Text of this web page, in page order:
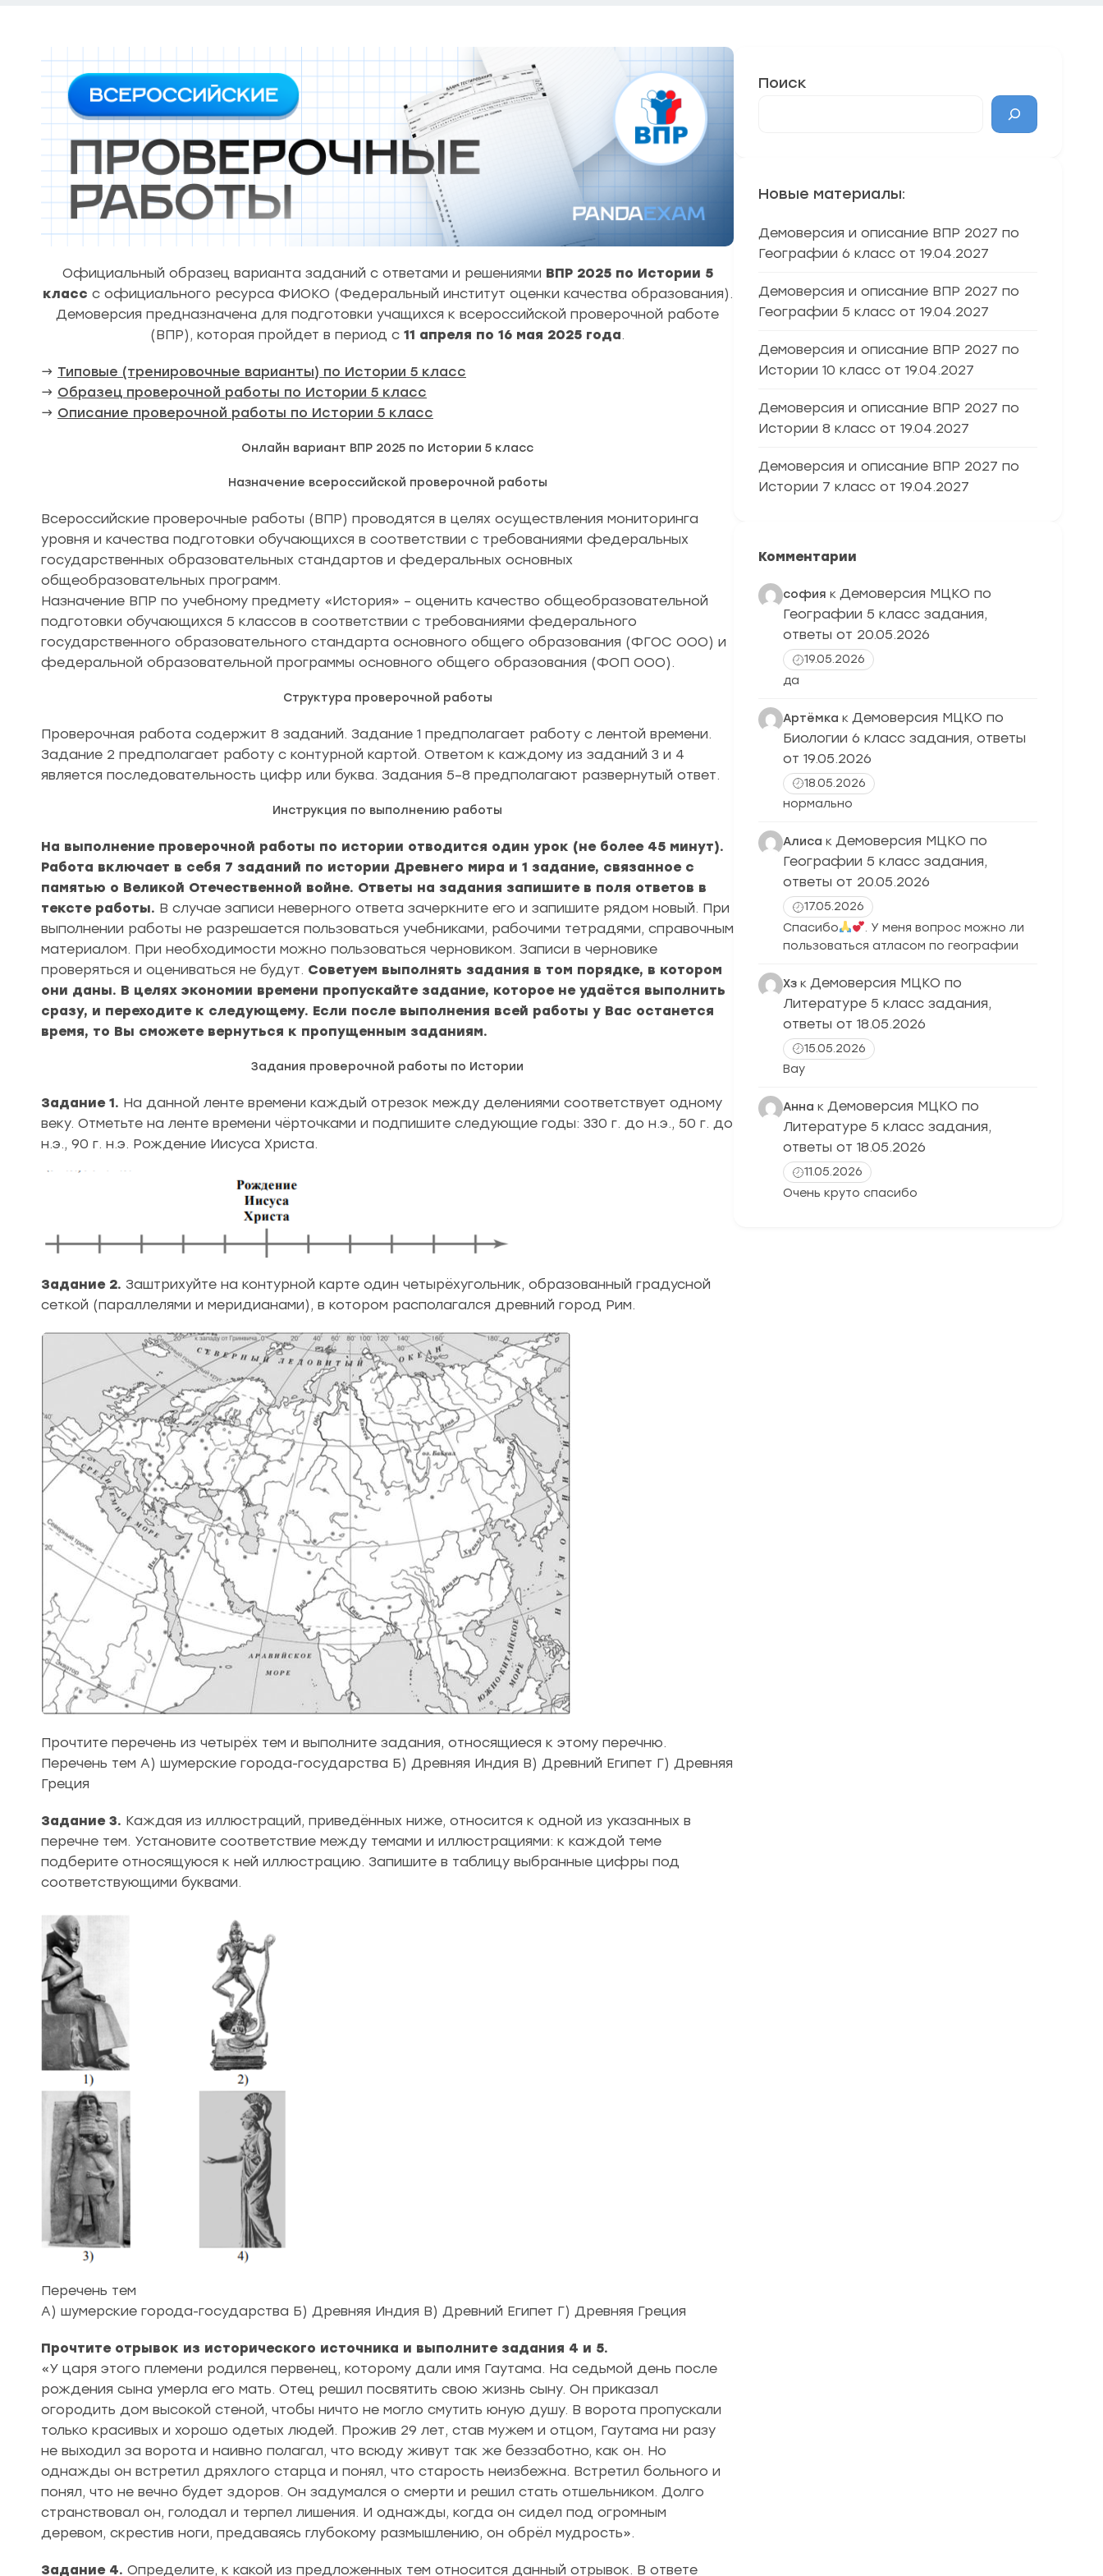
Официальный образец варианта заданий с ответами и решениями ВПР 2025 по Истории 5
класс с официального ресурса ФИОКО (Федеральный институт оценки качества образования).
Демоверсия предназначена для подготовки учащихся к всероссийской проверочной работе
(ВПР), которая пройдет в период с 11 апреля по 16 мая 2025 года.
→ Типовые (тренировочные варианты) по Истории 5 класс
→ Образец проверочной работы по Истории 5 класс
→ Описание проверочной работы по Истории 5 класс
Онлайн вариант ВПР 2025 по Истории 5 класс
Назначение всероссийской проверочной работы
Всероссийские проверочные работы (ВПР) проводятся в целях осуществления мониторинга
уровня и качества подготовки обучающихся в соответствии с требованиями федеральных
государственных образовательных стандартов и федеральных основных
общеобразовательных программ.
Назначение ВПР по учебному предмету «История» – оценить качество общеобразовательной
подготовки обучающихся 5 классов в соответствии с требованиями федерального
государственного образовательного стандарта основного общего образования (ФГОС ООО) и
федеральной образовательной программы основного общего образования (ФОП ООО).
Структура проверочной работы
Проверочная работа содержит 8 заданий. Задание 1 предполагает работу с лентой времени.
Задание 2 предполагает работу с контурной картой. Ответом к каждому из заданий 3 и 4
является последовательность цифр или буква. Задания 5–8 предполагают развернутый ответ.
Инструкция по выполнению работы
На выполнение проверочной работы по истории отводится один урок (не более 45 минут).
Работа включает в себя 7 заданий по истории Древнего мира и 1 задание, связанное с
памятью о Великой Отечественной войне. Ответы на задания запишите в поля ответов в
тексте работы. В случае записи неверного ответа зачеркните его и запишите рядом новый. При
выполнении работы не разрешается пользоваться учебниками, рабочими тетрадями, справочным
материалом. При необходимости можно пользоваться черновиком. Записи в черновике
проверяться и оцениваться не будут. Советуем выполнять задания в том порядке, в котором
они даны. В целях экономии времени пропускайте задание, которое не удаётся выполнить
сразу, и переходите к следующему. Если после выполнения всей работы у Вас останется
время, то Вы сможете вернуться к пропущенным заданиям.
Задания проверочной работы по Истории
Задание 1. На данной ленте времени каждый отрезок между делениями соответствует одному
веку. Отметьте на ленте времени чёрточками и подпишите следующие годы: 330 г. до н.э., 50 г. до
н.э., 90 г. н.э. Рождение Иисуса Христа.
Задание 2. Заштрихуйте на контурной карте один четырёхугольник, образованный градусной
сеткой (параллелями и меридианами), в котором располагался древний город Рим.
Прочтите перечень из четырёх тем и выполните задания, относящиеся к этому перечню.
Перечень тем А) шумерские города-государства Б) Древняя Индия В) Древний Египет Г) Древняя
Греция
Задание 3. Каждая из иллюстраций, приведённых ниже, относится к одной из указанных в
перечне тем. Установите соответствие между темами и иллюстрациями: к каждой теме
подберите относящуюся к ней иллюстрацию. Запишите в таблицу выбранные цифры под
соответствующими буквами.
Перечень тем
А) шумерские города-государства Б) Древняя Индия В) Древний Египет Г) Древняя Греция
Прочтите отрывок из исторического источника и выполните задания 4 и 5.
«У царя этого племени родился первенец, которому дали имя Гаутама. На седьмой день после
рождения сына умерла его мать. Отец решил посвятить свою жизнь сыну. Он приказал
огородить дом высокой стеной, чтобы ничто не могло смутить юную душу. В ворота пропускали
только красивых и хорошо одетых людей. Прожив 29 лет, став мужем и отцом, Гаутама ни разу
не выходил за ворота и наивно полагал, что всюду живут так же беззаботно, как он. Но
однажды он встретил дряхлого старца и понял, что старость неизбежна. Встретил больного и
понял, что не вечно будет здоров. Он задумался о смерти и решил стать отшельником. Долго
странствовал он, голодал и терпел лишения. И однажды, когда он сидел под огромным
деревом, скрестив ноги, предаваясь глубокому размышлению, он обрёл мудрость».
Задание 4. Определите, к какой из предложенных тем относится данный отрывок. В ответе
Поиск
Новые материалы:
Демоверсия и описание ВПР 2027 по
Географии 6 класс от 19.04.2027
Демоверсия и описание ВПР 2027 по
Географии 5 класс от 19.04.2027
Демоверсия и описание ВПР 2027 по
Истории 10 класс от 19.04.2027
Демоверсия и описание ВПР 2027 по
Истории 8 класс от 19.04.2027
Демоверсия и описание ВПР 2027 по
Истории 7 класс от 19.04.2027
Комментарии
софия к Демоверсия МЦКО по
Географии 5 класс задания,
ответы от 20.05.2026
19.05.2026
да
Артёмка к Демоверсия МЦКО по
Биологии 6 класс задания, ответы
от 19.05.2026
18.05.2026
нормально
Алиса к Демоверсия МЦКО по
Географии 5 класс задания,
ответы от 20.05.2026
17.05.2026
Спасибо
. У меня вопрос можно ли
пользоваться атласом по географии
Хз к Демоверсия МЦКО по
Литературе 5 класс задания,
ответы от 18.05.2026
15.05.2026
Вау
Анна к Демоверсия МЦКО по
Литературе 5 класс задания,
ответы от 18.05.2026
11.05.2026
Очень круто спасибо